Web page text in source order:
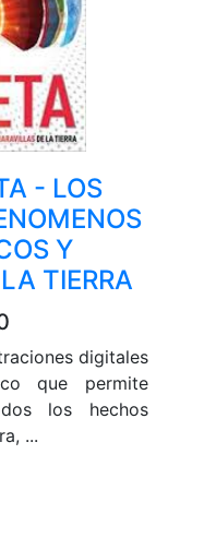
- LOS
Y
TIERRA
digitales
que permite
los hechos
...